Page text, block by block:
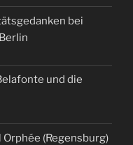
bei
und die
(Regensburg)